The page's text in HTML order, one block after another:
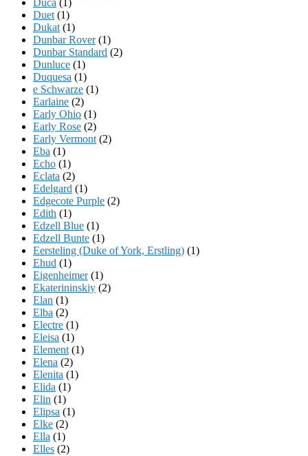
Duet (1)
Dukat (1)
Dunbar Rover(1)
Dunbar Standard (2)
Dunluce (1)
Duquesa (1)
e Schwarze (1)
Earlaine (2)
Early Ohio (1)
Early Rose (2)
Early Vermont (2)
Eba (1)
Echo (1)
Eclata (2)
Edelgard (1)
Edgecote Purple (2)
Edith (1)
Edzell Blue (1)
Edzell Bunte (1)
Eersteling (Duke of York, Erstling) (1)
Ehud (1)
Eigenheimer(1)
Ekaterininskiy (2)
Elan (1)
Elba (2)
Electre (1)
Eleisa (1)
Element (1)
Elena (2)
Elenita (1)
Elida (1)
Elin (1)
Elipsa (1)
Elke (2)
Ella (1)
Elles (2)